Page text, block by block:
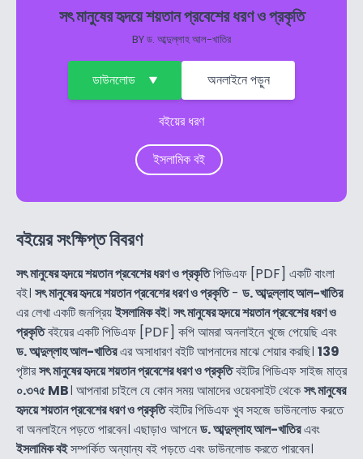
সৎ মানুষের হৃদয়ে শয়তান প্রবেশের ধরণ ও প্রকৃতি
BYড. আব্দুল্লাহ আল-খাতির
ডাউনলোড অনলাইনে পড়ুন
বইয়ের ধরণ
ইসলামিক বই
বইয়ের সংক্ষিপ্ত বিবরণ
সৎ মানুষের হৃদয়ে শয়তান প্রবেশের ধরণ ও প্রকৃতিপিডিএফ [PDF] একটি বাংলা
বই। সৎ মানুষের হৃদয়ে শয়তান প্রবেশের ধরণ ও প্রকৃতি- ড. আব্দুল্লাহ আল-খাতির
এর লেখা একটি জনপ্রিয়ইসলামিক বই। সৎ মানুষের হৃদয়ে শয়তান প্রবেশের ধরণ ও
প্রকৃতিবইয়ের একটি পিডিএফ [PDF] কপি আমরা অনলাইনে খুজে পেয়েছি এবং
ড. আব্দুল্লাহ আল-খাতিরএর অসাধারণ বইটি আপনাদের মাঝে শেয়ার করছি। 139
পৃষ্টারসৎ মানুষের হৃদয়ে শয়তান প্রবেশের ধরণ ও প্রকৃতিবইটির পিডিএফ সাইজ মাত্র
০.৩৭৫ MB। আপনারা চাইলে যে কোন সময় আমাদের ওয়েবসাইট থেকেসৎ মানুষের
হৃদয়ে শয়তান প্রবেশের ধরণ ও প্রকৃতিবইটির পিডিএফ খুব সহজে ডাউনলোড করতে
বা অনলাইনে পড়তে পারবেন। এছাড়াও আপনেড. আব্দুল্লাহ আল-খাতিরএবং
ইসলামিক বইসম্পর্কিত অন্যান্য বই পড়তে এবং ডাউনলোড করতে পারবেন।